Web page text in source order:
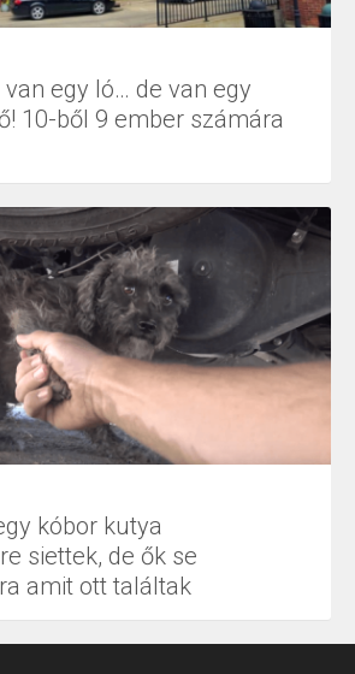
van egy ló… de van egy
10-ből 9 ember számára
kóbor kutya
siettek, de ők se
amit ott találtak